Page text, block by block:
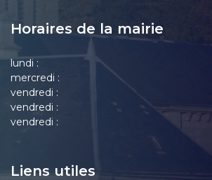
Horaires de la mairie
lundi :
mercredi :
vendredi :
vendredi :
vendredi :
Liens utiles